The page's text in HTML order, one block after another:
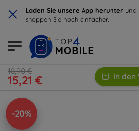
× Laden Sie unsere App herunter und
shoppen Sie noch einfacher.
18,90 €
15,21 € In den
-20%